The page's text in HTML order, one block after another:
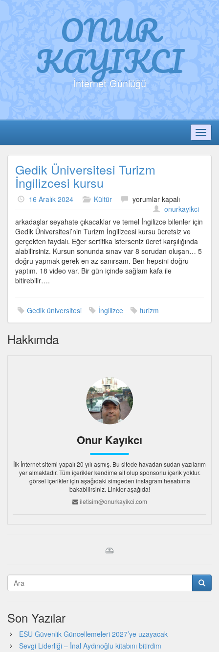
ONUR
KAYIKCI
İnternet Günlüğü
Gedik Üniversitesi Turizm
İngilizcesi kursu
16 Aralık 2024 Kültür
Gedik
Üniversitesi
Turizm
İngilizcesi
kursu
için
yorumlar kapalı
onurkayikci
arkadaşlar seyahate çıkacaklar ve temel İngilizce bilenler için
Gedik Üniversitesi’nin Turizm İngilizcesi kursu ücretsiz ve
gerçekten faydalı. Eğer sertifika isterseniz ücret karşılığında
alabilirsiniz. Kursun sonunda sınav var 8 sorudan oluşan… 5
doğru yapmak gerek en az sanırsam. Ben hepsini doğru
yaptım. 18 video var. Bir gün içinde sağlam kafa ile
bitirebilir….
Gedik üniversitesi İngilizce turizm
Hakkımda
Onur Kayıkcı
İlk İnternet sitemi yapalı 20 yılı aşmış. Bu sitede havadan sudan yazılarım
yer almaktadır. Tüm içerikler kendime ait olup sponsorlu içerik yoktur.
görsel içerikler için aşağıdaki simgeden instagram hesabıma
bakabilirsiniz. Linkler aşağıda!
iletisim@onurkayikci.com
Son Yazılar
ESU Güvenlik Güncellemeleri 2027’ye uzayacak
Sevgi Liderliği – İnal Aydınoğlu kitabını bitirdim